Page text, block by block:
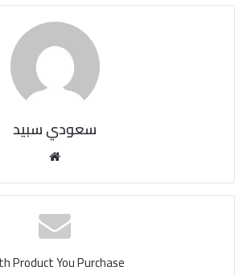
سعودي سبيد
الوي
ب
Product You Purchase